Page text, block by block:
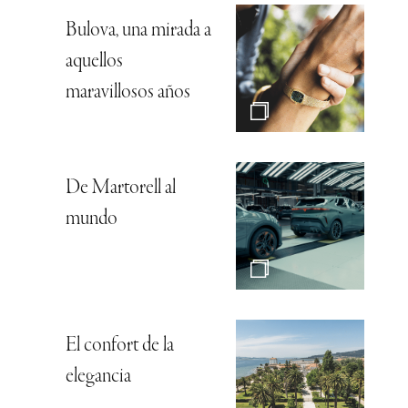
Bulova, una mirada a
aquellos
maravillosos años
De Martorell al
mundo
El confort de la
elegancia